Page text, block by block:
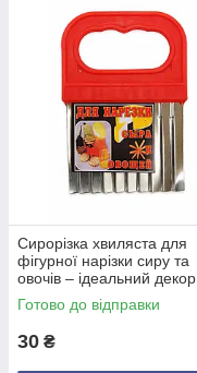
Сирорізка хвиляста для
фігурної нарізки сиру та
овочів – ідеальний декор
страв
Готово до відправки
30 ₴